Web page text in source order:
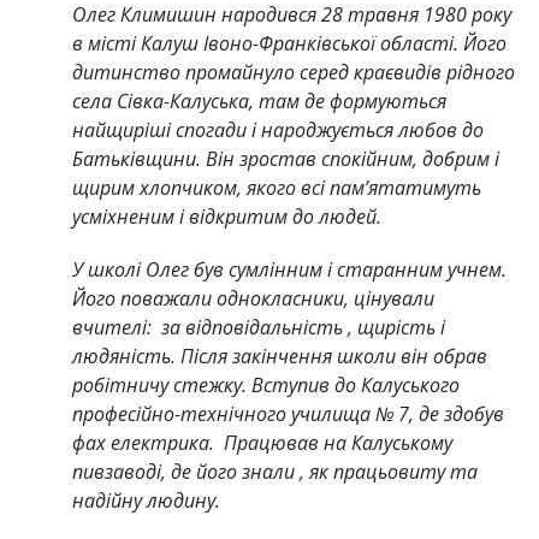
Олег Климишин народився 28 травня 1980 року
в місті Калуш Івоно-Франківської області. Його
дитинство промайнуло серед краєвидів рідного
села Сівка-Калуська, там де формуються
найщиріші спогади і народжується любов до
Батьківщини. Він зростав спокійним, добрим і
щирим хлопчиком, якого всі пам’ятатимуть
усміхненим і відкритим до людей.
У школі Олег був сумлінним і старанним учнем.
Його поважали однокласники, цінували
вчителі: за відповідальність , щирість і
людяність. Після закінчення школи він обрав
робітничу стежку. Вступив до Калуського
професійно-технічного училища № 7, де здобув
фах електрика. Працював на Калуському
пивзаводі, де його знали , як працьовиту та
надійну людину.